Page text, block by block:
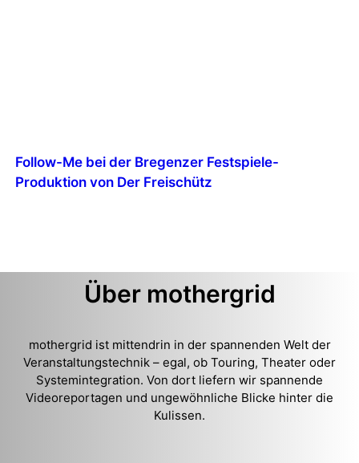
Follow-Me bei der Bregenzer Festspiele-
Produktion von Der Freischütz
Über mothergrid
mothergrid ist mittendrin in der spannenden Welt der
Veranstaltungstechnik – egal, ob Touring, Theater oder
Systemintegration. Von dort liefern wir spannende
Videoreportagen und ungewöhnliche Blicke hinter die
Kulissen.